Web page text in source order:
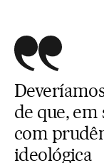
de que, em
com
ideológica